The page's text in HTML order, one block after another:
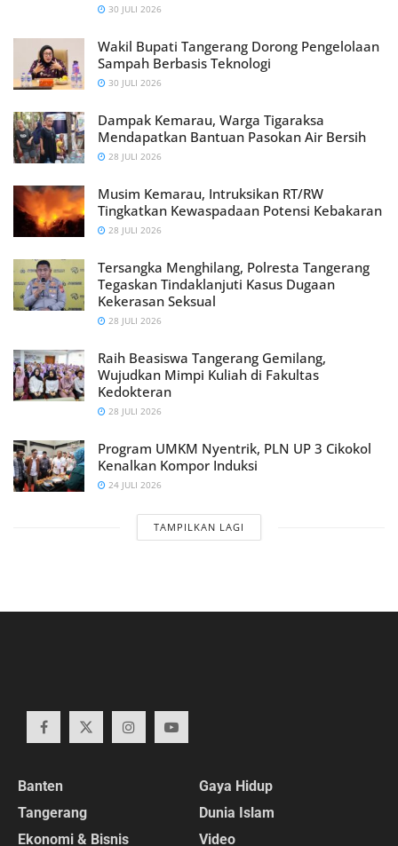
30 JULI 2026
Wakil Bupati Tangerang Dorong Pengelolaan
Sampah Berbasis Teknologi
30 JULI 2026
Dampak Kemarau, Warga Tigaraksa
Mendapatkan Bantuan Pasokan Air Bersih
28 JULI 2026
Musim Kemarau, Intruksikan RT/RW
Tingkatkan Kewaspadaan Potensi Kebakaran
28 JULI 2026
Tersangka Menghilang, Polresta Tangerang
Tegaskan Tindaklanjuti Kasus Dugaan
Kekerasan Seksual
28 JULI 2026
Raih Beasiswa Tangerang Gemilang,
Wujudkan Mimpi Kuliah di Fakultas
Kedokteran
28 JULI 2026
Program UMKM Nyentrik, PLN UP 3 Cikokol
Kenalkan Kompor Induksi
24 JULI 2026
TAMPILKAN LAGI
Banten
Tangerang
Ekonomi & Bisnis
Gaya Hidup
Dunia Islam
Video